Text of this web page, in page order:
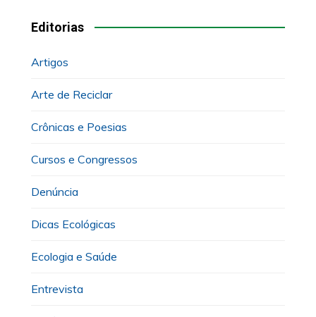
Editorias
Artigos
Arte de Reciclar
Crônicas e Poesias
Cursos e Congressos
Denúncia
Dicas Ecológicas
Ecologia e Saúde
Entrevista